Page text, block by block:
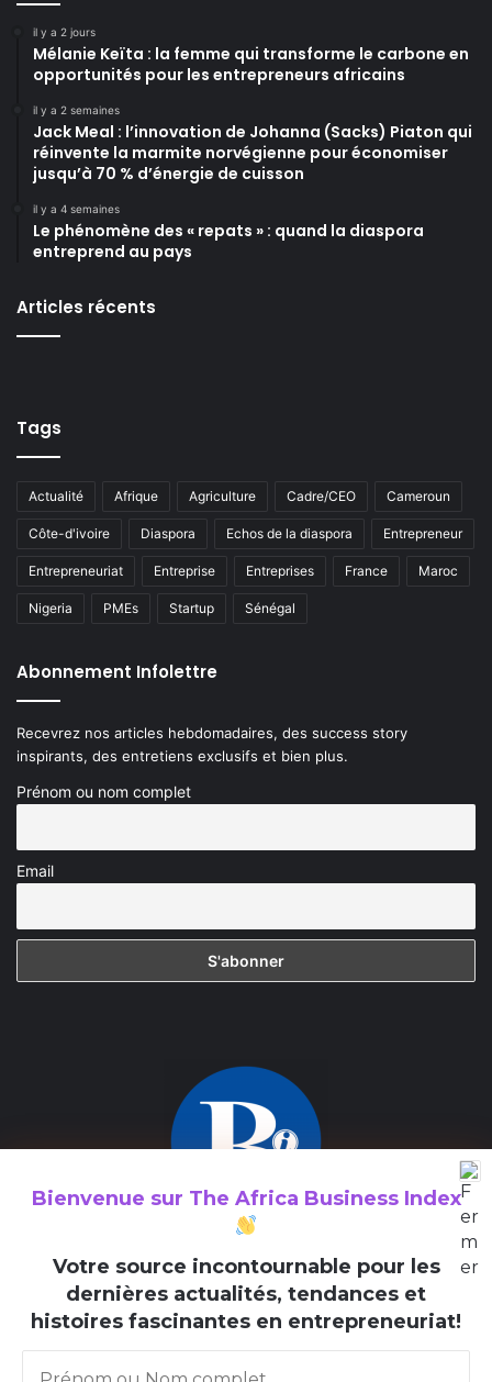
Bienvenue sur The Africa Business Index
Votre source incontournable pour les
dernières actualités, tendances et
histoires fascinantes en entrepreneuriat!
il y a 2 jours
Mélanie Keïta : la femme qui transforme le carbone en
opportunités pour les entrepreneurs africains
il y a 2 semaines
Jack Meal : l’innovation de Johanna (Sacks) Piaton qui
réinvente la marmite norvégienne pour économiser
jusqu’à 70 % d’énergie de cuisson
il y a 4 semaines
Le phénomène des « repats » : quand la diaspora
entreprend au pays
Articles récents
Tags
Actualité Afrique Agriculture Cadre/CEO Cameroun
Côte-d'ivoire Diaspora Echos de la diaspora Entrepreneur
Entrepreneuriat Entreprise Entreprises France Maroc
Nigeria PMEs Startup Sénégal
Abonnement Infolettre
Recevrez nos articles hebdomadaires, des success story
inspirants, des entretiens exclusifs et bien plus.
Prénom ou nom complet
Email
The Africa Business Index est un média consacré à la valorisation
des initiatives entrepreneuriales en Afrique et au sein de la
diaspora africaine.